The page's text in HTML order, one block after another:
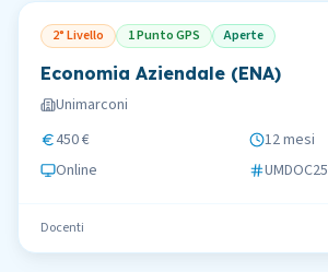
2° Livello 1 Punto GPS Aperte
Economia Aziendale (ENA)
Unimarconi
450 €
12 mesi
Online
UMDOC25
Docenti